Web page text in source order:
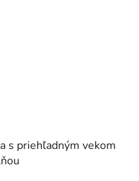
s priehľadným vekom